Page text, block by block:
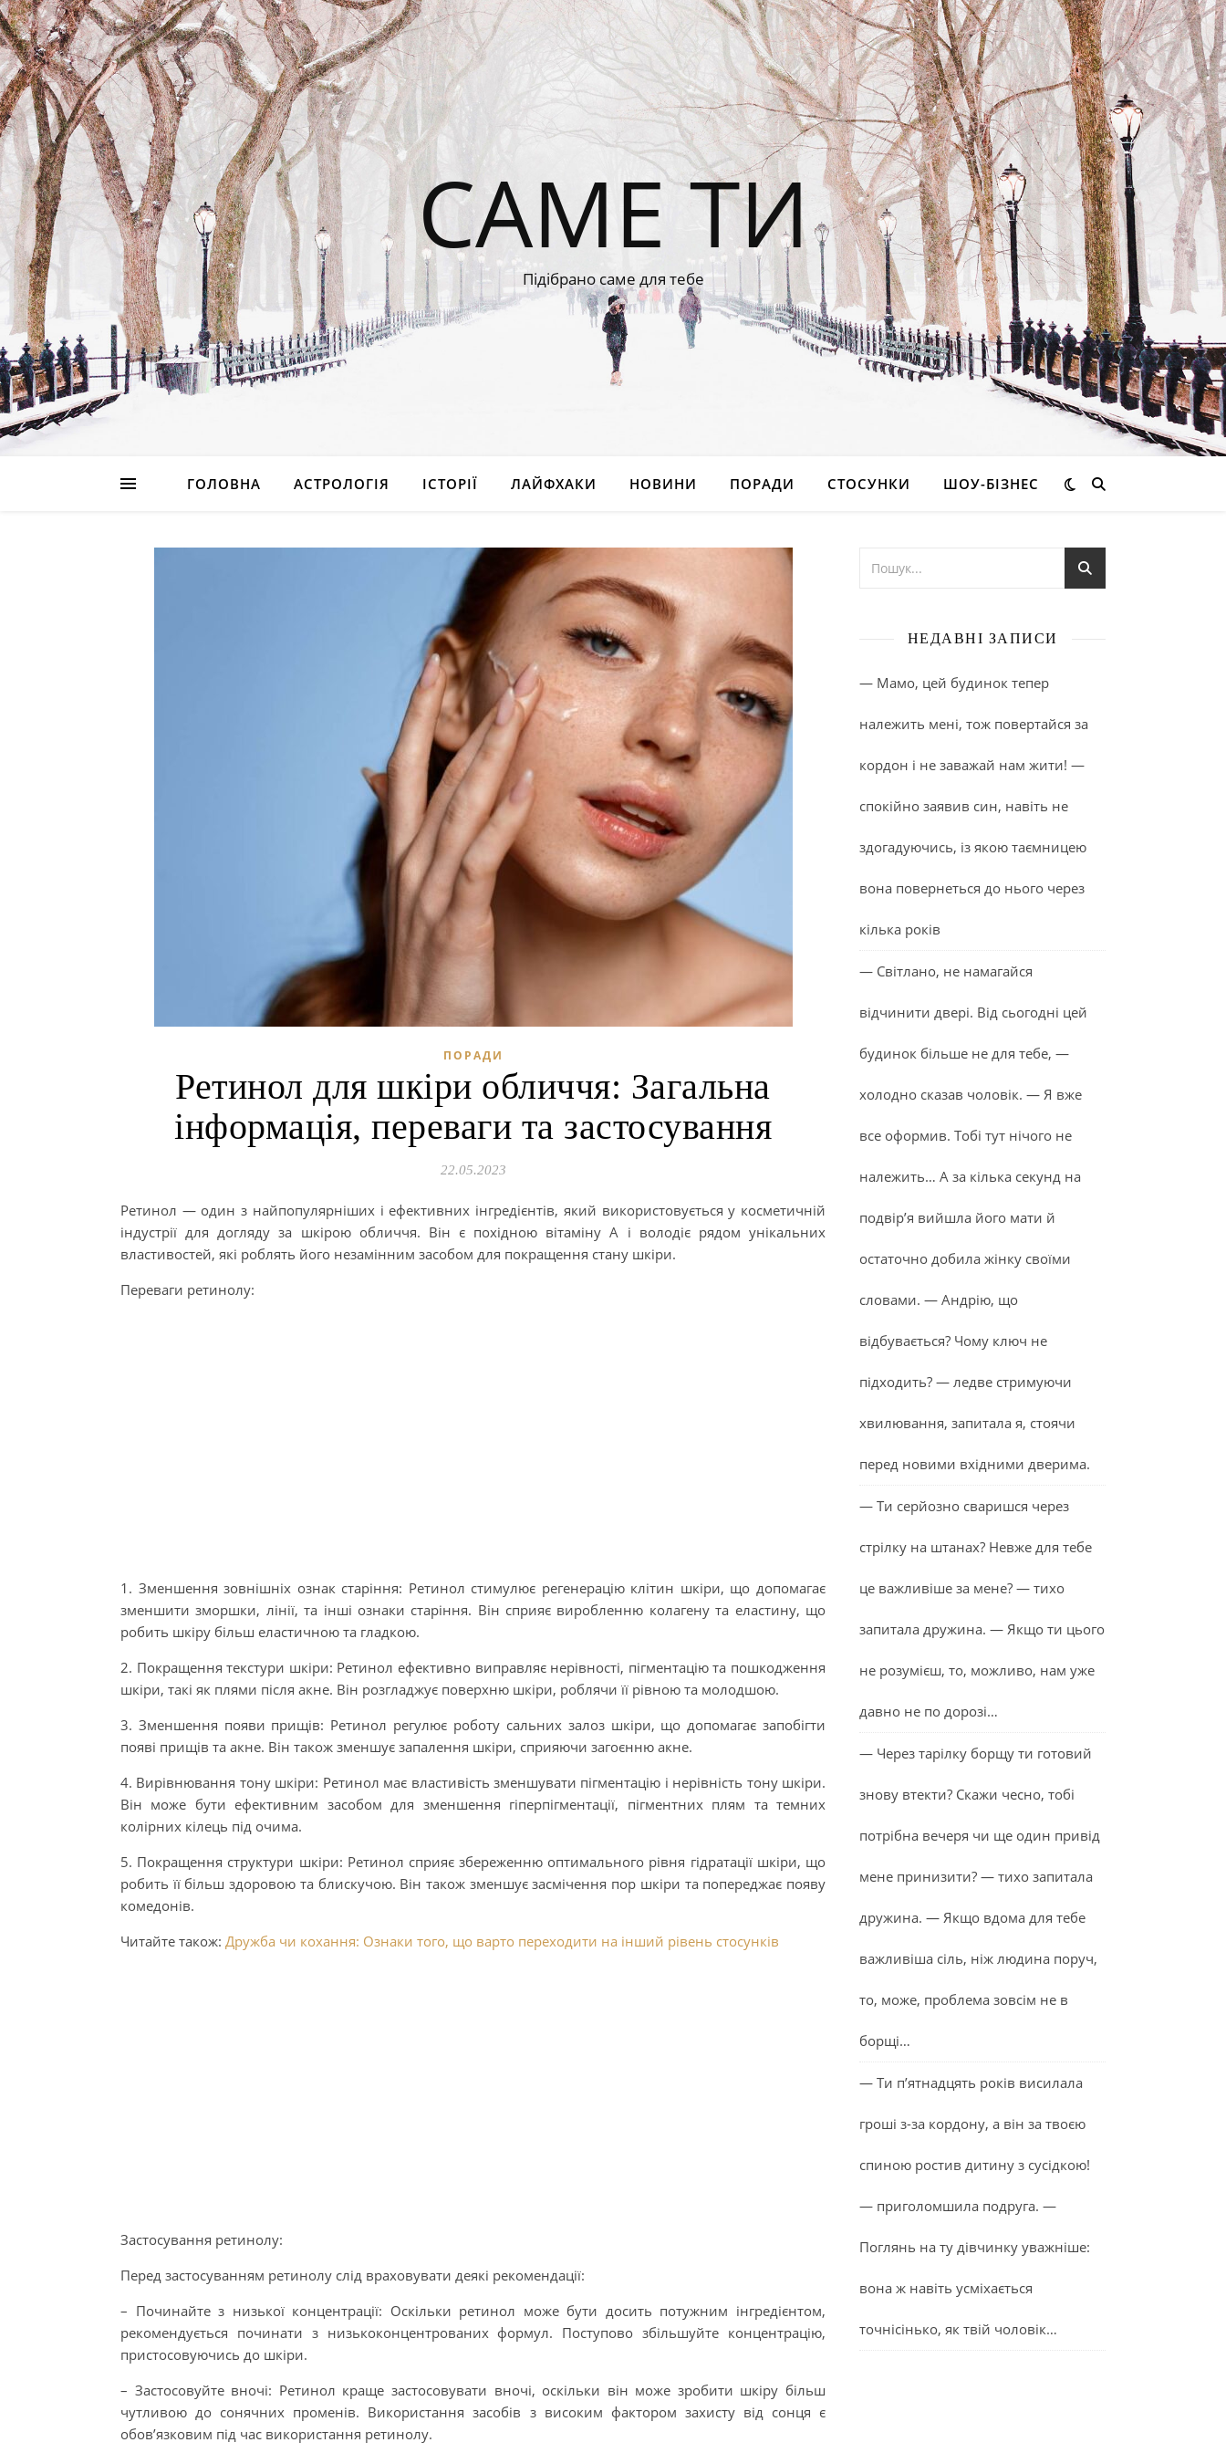
САМЕ ТИ
Підібрано саме для тебе
ГОЛОВНА АСТРОЛОГІЯ ІСТОРІЇ ЛАЙФХАКИ НОВИНИ ПОРАДИ СТОСУНКИ ШОУ-БІЗНЕС
ПОРАДИ
Ретинол для шкіри обличчя: Загальна
інформація, переваги та застосування
22.05.2023
Ретинол — один з найпопулярніших і ефективних інгредієнтів, який використовується у косметичній
індустрії для догляду за шкірою обличчя. Він є похідною вітаміну А і володіє рядом унікальних
властивостей, які роблять його незамінним засобом для покращення стану шкіри.
Переваги ретинолу:
1. Зменшення зовнішніх ознак старіння: Ретинол стимулює регенерацію клітин шкіри, що допомагає
зменшити зморшки, лінії, та інші ознаки старіння. Він сприяє виробленню колагену та еластину, що
робить шкіру більш еластичною та гладкою.
2. Покращення текстури шкіри: Ретинол ефективно виправляє нерівності, пігментацію та пошкодження
шкіри, такі як плями після акне. Він розгладжує поверхню шкіри, роблячи її рівною та молодшою.
3. Зменшення появи прищів: Ретинол регулює роботу сальних залоз шкіри, що допомагає запобігти
появі прищів та акне. Він також зменшує запалення шкіри, сприяючи загоєнню акне.
4. Вирівнювання тону шкіри: Ретинол має властивість зменшувати пігментацію і нерівність тону шкіри.
Він може бути ефективним засобом для зменшення гіперпігментації, пігментних плям та темних
колірних кілець під очима.
5. Покращення структури шкіри: Ретинол сприяє збереженню оптимального рівня гідратації шкіри, що
робить її більш здоровою та блискучою. Він також зменшує засмічення пор шкіри та попереджає появу
комедонів.
Читайте також: Дружба чи кохання: Ознаки того, що варто переходити на інший рівень стосунків
Застосування ретинолу:
Перед застосуванням ретинолу слід враховувати деякі рекомендації:
– Починайте з низької концентрації: Оскільки ретинол може бути досить потужним інгредієнтом,
рекомендується починати з низькоконцентрованих формул. Поступово збільшуйте концентрацію,
пристосовуючись до шкіри.
– Застосовуйте вночі: Ретинол краще застосовувати вночі, оскільки він може зробити шкіру більш
чутливою до сонячних променів. Використання засобів з високим фактором захисту від сонця є
обов’язковим під час використання ретинолу.
НЕДАВНІ ЗАПИСИ
— Мамо, цей будинок тепер
належить мені, тож повертайся за
кордон і не заважай нам жити! —
спокійно заявив син, навіть не
здогадуючись, із якою таємницею
вона повернеться до нього через
кілька років
— Світлано, не намагайся
відчинити двері. Від сьогодні цей
будинок більше не для тебе, —
холодно сказав чоловік. — Я вже
все оформив. Тобі тут нічого не
належить… А за кілька секунд на
подвір’я вийшла його мати й
остаточно добила жінку своїми
словами. — Андрію, що
відбувається? Чому ключ не
підходить? — ледве стримуючи
хвилювання, запитала я, стоячи
перед новими вхідними дверима.
— Ти серйозно сваришся через
стрілку на штанах? Невже для тебе
це важливіше за мене? — тихо
запитала дружина. — Якщо ти цього
не розумієш, то, можливо, нам уже
давно не по дорозі…
— Через тарілку борщу ти готовий
знову втекти? Скажи чесно, тобі
потрібна вечеря чи ще один привід
мене принизити? — тихо запитала
дружина. — Якщо вдома для тебе
важливіша сіль, ніж людина поруч,
то, може, проблема зовсім не в
борщі…
— Ти п’ятнадцять років висилала
гроші з-за кордону, а він за твоєю
спиною ростив дитину з сусідкою!
— приголомшила подруга. —
Поглянь на ту дівчинку уважніше:
вона ж навіть усміхається
точнісінько, як твій чоловік…